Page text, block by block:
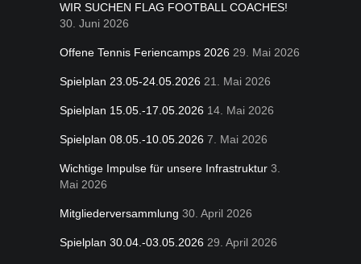
WIR SUCHEN FLAG FOOTBALL COACHES!
30. Juni 2026
Offene Tennis Feriencamps 2026 29. Mai 2026
Spielplan 23.05-24.05.2026 21. Mai 2026
Spielplan 15.05.-17.05.2026 14. Mai 2026
Spielplan 08.05.-10.05.2026 7. Mai 2026
Wichtige Impulse für unsere Infrastruktur 3.
Mai 2026
Mitgliederversammlung 30. April 2026
Spielplan 30.04.-03.05.2026 29. April 2026